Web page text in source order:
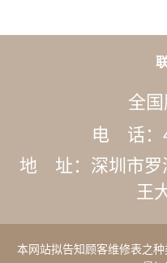
全
电 话：
地 址：深圳市罗
王
本网站拟告知顾客维修表之